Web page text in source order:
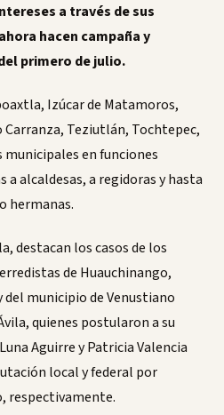
a través de sus
hacen campaña y
primero de julio.
Izúcar de Matamoros,
Teziutlán, Tochtepec,
en funciones
alcaldesas, a regidoras y hasta
hermanas.
destacan los casos de los
de Huauchinango,
municipio de Venustiano
quienes postularon a su
Aguirre y Patricia Valencia
local y federal por
respectivamente.